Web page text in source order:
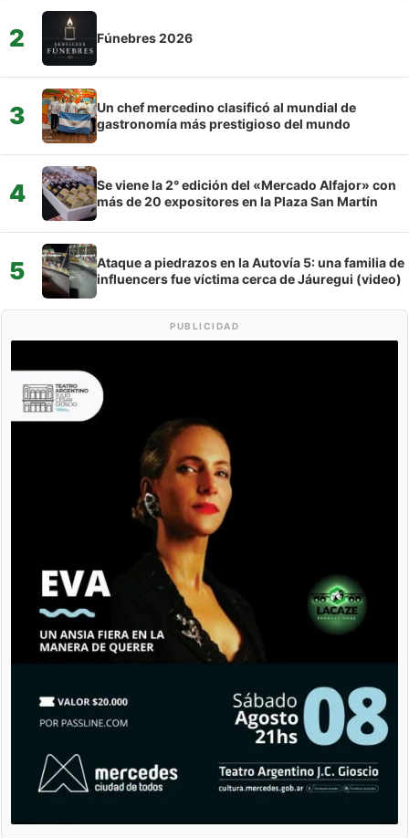
2 Fúnebres 2026
3
Un chef mercedino clasificó al mundial de
gastronomía más prestigioso del mundo
4
Se viene la 2° edición del «Mercado Alfajor» con
más de 20 expositores en la Plaza San Martín
5
Ataque a piedrazos en la Autovía 5: una familia de
influencers fue víctima cerca de Jáuregui (video)
PUBLICIDAD